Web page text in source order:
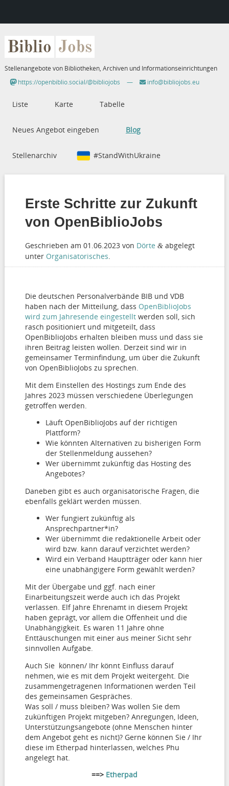
Biblio Jobs
Stellenangebote von Bibliotheken, Archiven und Informationseinrichtungen
https://openbiblio.social/@bibliojobs
— info@bibliojobs.eu
Liste Karte Tabelle
Neues Angebot eingeben Blog
Stellenarchiv #StandWithUkraine
Erste Schritte zur Zukunft
von OpenBiblioJobs
Geschrieben am 01.06.2023von Dörte &abgelegt
unter Organisatorisches
Die deutschen Personalverbände BIB und VDB
haben nach der Mitteilung, dass OpenBiblioJobs
wird zum Jahresende eingestelltwerden soll, sich
rasch positioniert und mitgeteilt, dass
OpenBiblioJobs erhalten bleiben muss und dass sie
ihren Beitrag leisten wollen. Derzeit sind wir in
gemeinsamer Terminfindung, um über die Zukunft
von OpenBiblioJobs zu sprechen.
Mit dem Einstellen des Hostings zum Ende des
Jahres 2023 müssen verschiedene Überlegungen
getroffen werden.
Läuft OpenBiblioJobs auf der richtigen
Plattform?
Wie könnten Alternativen zu bisherigen Form
der Stellenmeldung aussehen?
Wer übernimmt zukünftig das Hosting des
Angebotes?
Daneben gibt es auch organisatorische Fragen, die
ebenfalls geklärt werden müssen.
Wer fungiert zukünftig als
Ansprechpartner*in?
Wer übernimmt die redaktionelle Arbeit oder
wird bzw. kann darauf verzichtet werden?
Wird ein Verband Hauptträger oder kann hier
eine unabhängigere Form gewählt werden?
Mit der Übergabe und ggf. nach einer
Einarbeitungszeit werde auch ich das Projekt
verlassen. Elf Jahre Ehrenamt in diesem Projekt
haben geprägt, vor allem die Offenheit und die
Unabhängigkeit. Es waren 11 Jahre ohne
Enttäuschungen mit einer aus meiner Sicht sehr
sinnvollen Aufgabe.
Auch Sie können/ Ihr könnt Einfluss darauf
nehmen, wie es mit dem Projekt weitergeht. Die
zusammengetragenen Informationen werden Teil
des gemeinsamen Gespräches.
Was soll / muss bleiben? Was wollen Sie dem
zukünftigen Projekt mitgeben? Anregungen, Ideen,
Unterstützungsangebote (ohne Menschen hinter
dem Angebot geht es nicht)? Gerne können Sie / Ihr
diese im Etherpad hinterlassen, welches Phu
angelegt hat.
==> Etherpad